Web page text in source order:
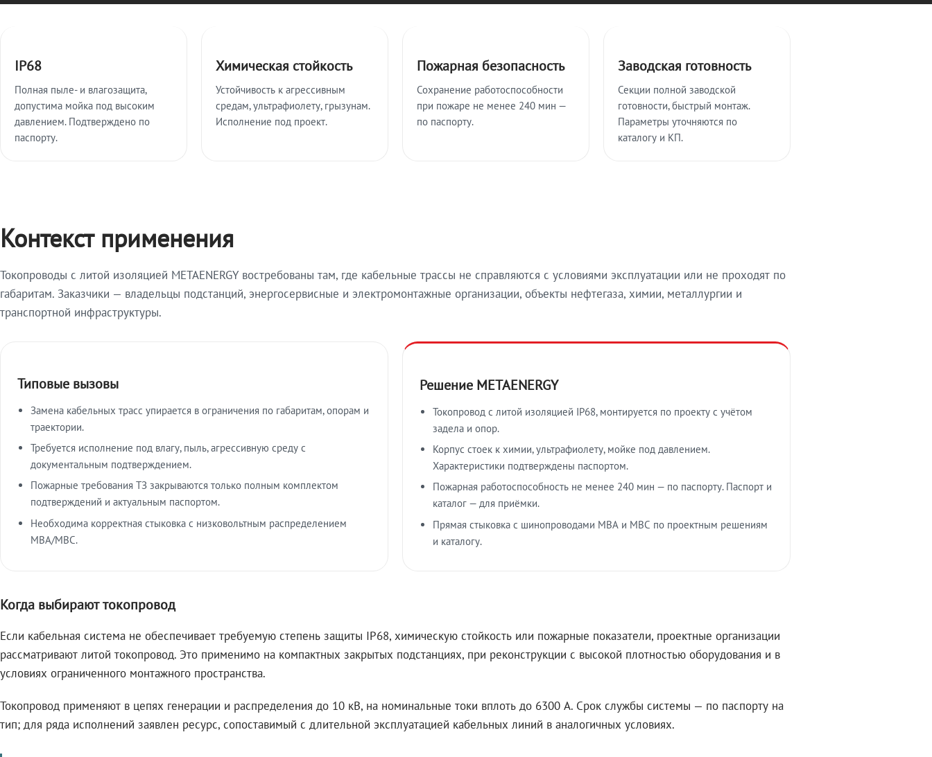
IP68
Полная пыле- и влагозащита,
допустима мойка под высоким
давлением. Подтверждено по
паспорту.
Химическая стойкость
Устойчивость к агрессивным
средам, ультрафиолету, грызунам.
Исполнение под проект.
Пожарная безопасность
Сохранение работоспособности
при пожаре не менее 240 мин —
по паспорту.
Заводская готовность
Секции полной заводской
готовности, быстрый монтаж.
Параметры уточняются по
каталогу и КП.
Контекст применения
Токопроводы с литой изоляцией METAENERGY востребованы там, где кабельные трассы не справляются с условиями эксплуатации или не проходят по
габаритам. Заказчики — владельцы подстанций, энергосервисные и электромонтажные организации, объекты нефтегаза, химии, металлургии и
транспортной инфраструктуры.
Типовые вызовы
Замена кабельных трасс упирается в ограничения по габаритам, опорам и
траектории.
Требуется исполнение под влагу, пыль, агрессивную среду с
документальным подтверждением.
Пожарные требования ТЗ закрываются только полным комплектом
подтверждений и актуальным паспортом.
Необходима корректная стыковка с низковольтным распределением
МВА/МВС.
Решение METAENERGY
Токопровод с литой изоляцией IP68, монтируется по проекту с учётом
задела и опор.
Корпус стоек к химии, ультрафиолету, мойке под давлением.
Характеристики подтверждены паспортом.
Пожарная работоспособность не менее 240 мин — по паспорту. Паспорт и
каталог — для приёмки.
Прямая стыковка с шинопроводами МВА и МВС по проектным решениям
и каталогу.
Когда выбирают токопровод
Если кабельная система не обеспечивает требуемую степень защиты IP68, химическую стойкость или пожарные показатели, проектные организации
рассматривают литой токопровод. Это применимо на компактных закрытых подстанциях, при реконструкции с высокой плотностью оборудования и в
условиях ограниченного монтажного пространства.
Токопровод применяют в цепях генерации и распределения до 10 кВ, на номинальные токи вплоть до 6300 А. Срок службы системы — по паспорту на
тип; для ряда исполнений заявлен ресурс, сопоставимый с длительной эксплуатацией кабельных линий в аналогичных условиях.